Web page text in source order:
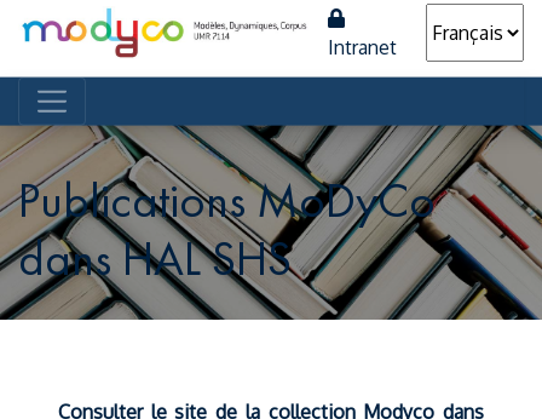
Intranet
Navigation principale
Publications MoDyCo
dans HAL SHS
Consulter le site de la collection Modyco dans